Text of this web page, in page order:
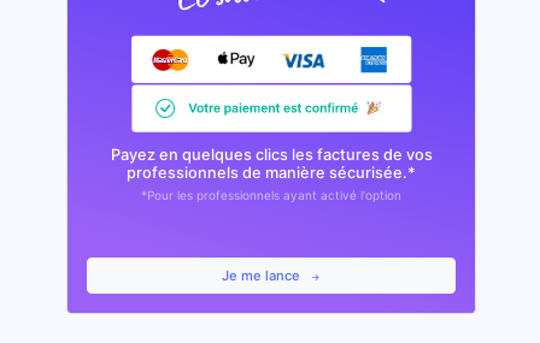
Payez en quelques clics les factures de vos
professionnels de manière sécurisée.*
*Pour les professionnels ayant activé l'option
Je me lance